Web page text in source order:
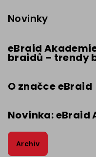
Novinky
eBraid
braidů – trendy
O značce eBraid
Novinka: eBraid
Archiv